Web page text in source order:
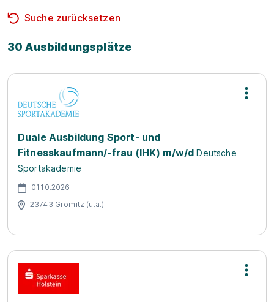
Suche zurücksetzen
30 Ausbildungsplätze
Duale Ausbildung Sport- und
Fitnesskaufmann/-frau (IHK) m/w/d Deutsche
Sportakademie
01.10.2026
23743 Grömitz (u.a.)